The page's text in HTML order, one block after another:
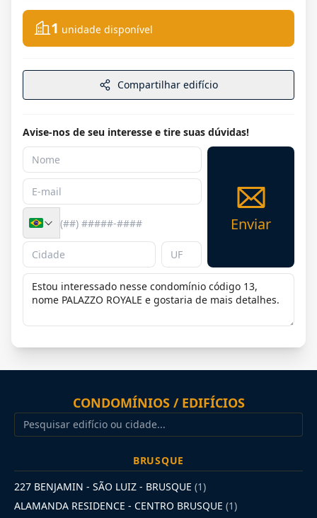
1 unidade disponível
Compartilhar edifício
Avise-nos de seu interesse e tire suas dúvidas!
Enviar
CONDOMÍNIOS / EDIFÍCIOS
BRUSQUE
227 BENJAMIN - SÃO LUIZ - BRUSQUE (1)
ALAMANDA RESIDENCE - CENTRO BRUSQUE (1)